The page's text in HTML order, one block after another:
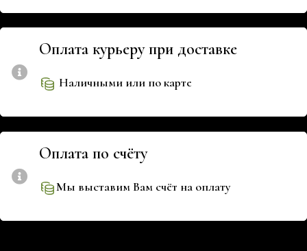
Оплата курьеру при доставке
Наличными или по карте
Оплата по счёту
Мы выставим Вам счёт на оплату